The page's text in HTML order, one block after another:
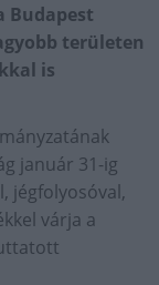
Budapest
területen
is
január 31-ig
jégfolyosóval,
várja a